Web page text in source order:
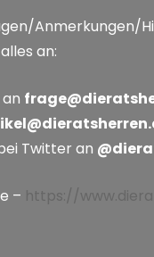
Anmerkungen/
an:
Twitter an
– https://